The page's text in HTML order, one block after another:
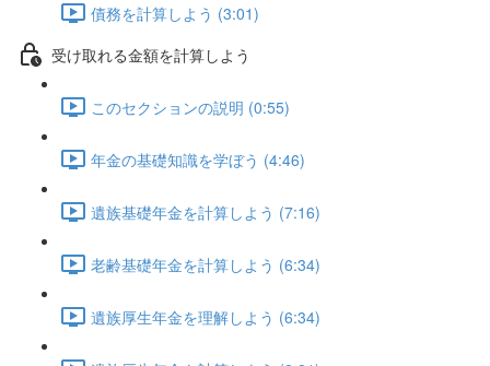
債務を計算しよう (3:01)
受け取れる金額を計算しよう
このセクションの説明 (0:55)
年金の基礎知識を学ぼう (4:46)
遺族基礎年金を計算しよう (7:16)
老齢基礎年金を計算しよう (6:34)
遺族厚生年金を理解しよう (6:34)